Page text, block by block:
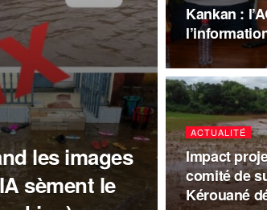
les images
sèment le
Kankan :
ACTUALITÉ
Impact
comité de
Kérouané